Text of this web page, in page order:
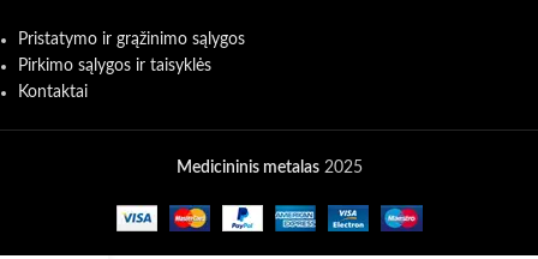
Pristatymo ir grąžinimo sąlygos
Pirkimo sąlygos ir taisyklės
Kontaktai
Medicininis metalas2025